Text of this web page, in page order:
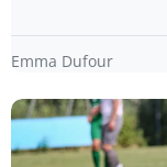
Emma Dufour